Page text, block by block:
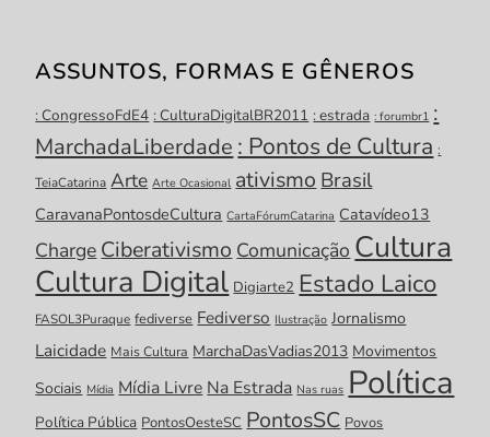
ASSUNTOS, FORMAS E GÊNEROS
: CongressoFdE4 : CulturaDigitalBR2011 : estrada : forumbr1 :
MarchadaLiberdade : Pontos de Cultura :
TeiaCatarina Arte Arte Ocasional ativismoBrasil
CaravanaPontosdeCultura CartaFórumCatarina Catavídeo13
ChargeCiberativismoComunicação Cultura
Cultura Digital Digiarte2 Estado Laico
FASOL3Puraque fediverse Fediverso Ilustração Jornalismo
Laicidade Mais Cultura MarchaDasVadias2013 Movimentos
Sociais Mídia Mídia LivreNa Estrada Nas ruas Política
Política Pública PontosOesteSC PontosSC Povos